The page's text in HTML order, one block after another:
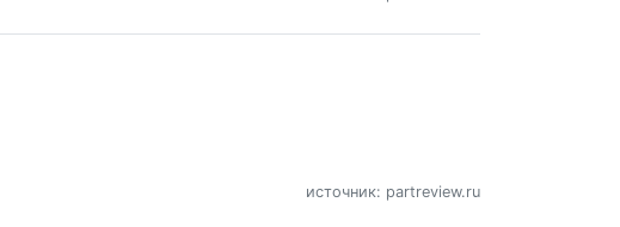
источник: partreview.ru